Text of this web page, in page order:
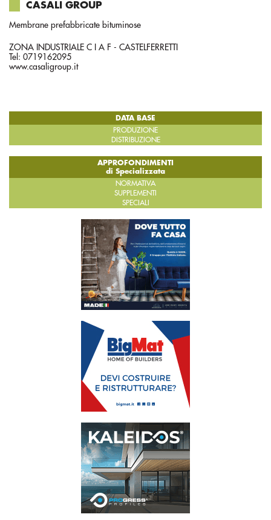
CASALI GROUP
Membrane prefabbricate bituminose
ZONA INDUSTRIALE C I A F - CASTELFERRETTI
Tel: 0719162095
www.casaligroup.it
DATA BASE
PRODUZIONE
DISTRIBUZIONE
APPROFONDIMENTI
di Specializzata
NORMATIVA
SUPPLEMENTI
SPECIALI